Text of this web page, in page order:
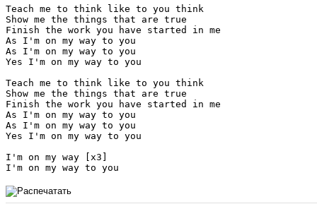
Teach me to think like to you think
Show me the things that are true
Finish the work you have started in me
As I'm on my way to you
As I'm on my way to you
Yes I'm on my way to you
Teach me to think like to you think
Show me the things that are true
Finish the work you have started in me
As I'm on my way to you
As I'm on my way to you
Yes I'm on my way to you
I'm on my way [x3]
I'm on my way to you